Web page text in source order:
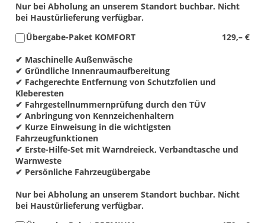
Nur bei Abholung an unserem Standort buchbar. Nicht
bei Haustürlieferung verfügbar.
129,– €
Übergabe-Paket KOMFORT
✔ Maschinelle Außenwäsche
✔ Gründliche Innenraumaufbereitung
✔ Fachgerechte Entfernung von Schutzfolien und
Kleberesten
✔ Fahrgestellnummernprüfung durch den TÜV
✔ Anbringung von Kennzeichenhaltern
✔ Kurze Einweisung in die wichtigsten
Fahrzeugfunktionen
✔ Erste-Hilfe-Set mit Warndreieck, Verbandtasche und
Warnweste
✔ Persönliche Fahrzeugübergabe
Nur bei Abholung an unserem Standort buchbar. Nicht
bei Haustürlieferung verfügbar.